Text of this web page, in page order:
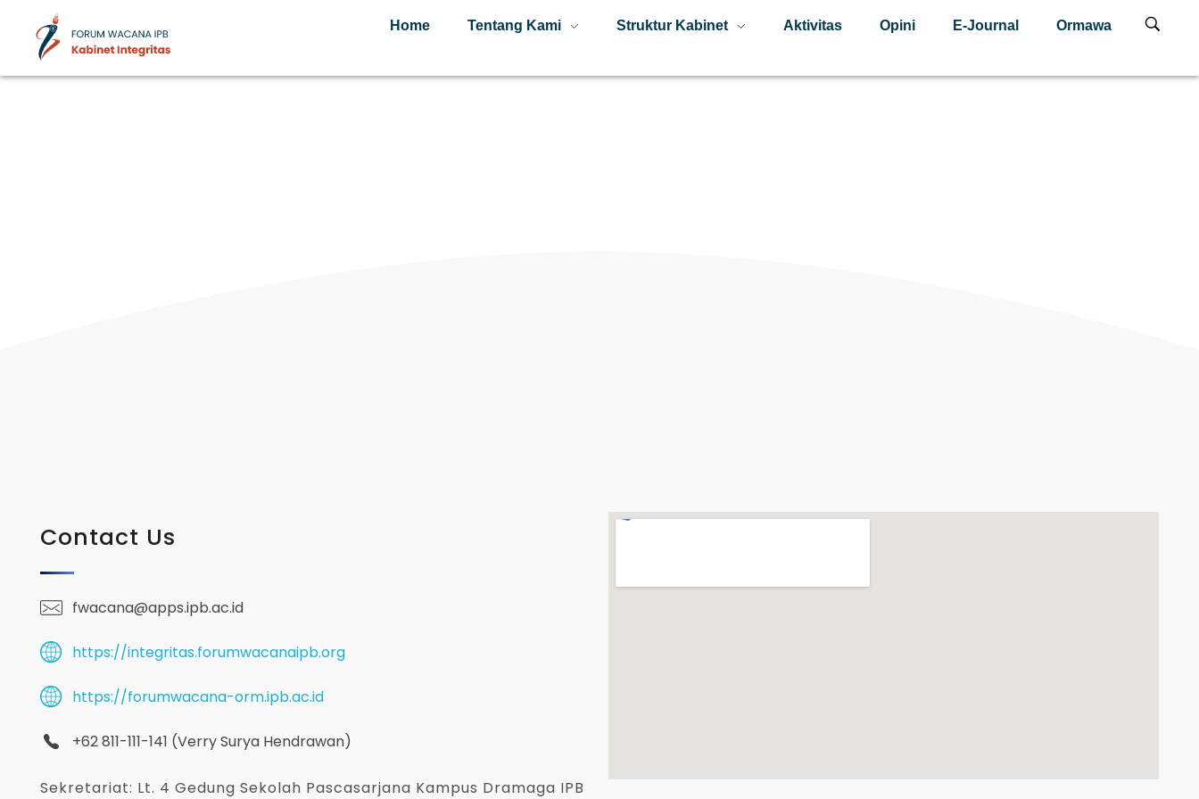
Kabinet Integritas
Home Tentang Kami Struktur Kabinet Aktivitas Opini E-Journal Ormawa
Contact Us
fwacana@apps.ipb.ac.id
https://integritas.forumwacanaipb.org
https://forumwacana-orm.ipb.ac.id
+62 811-111-141 (Verry Surya Hendrawan)
Sekretariat: Lt. 4 Gedung Sekolah Pascasarjana Kampus Dramaga IPB